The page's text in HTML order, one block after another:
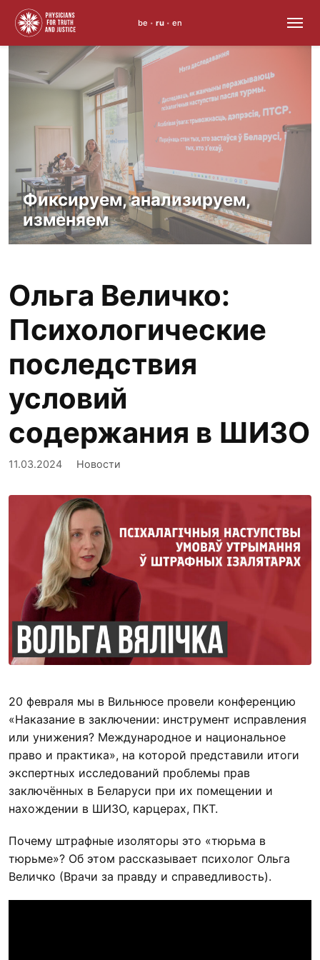
to
content
be • ru • en
Фиксируем, анализируем,
изменяем
Ольга Величко:
Психологические
последствия
условий
содержания в ШИЗО
11.03.2024 Новости
20 февраля мы в Вильнюсе провели конференцию
«Наказание в заключении: инструмент исправления
или унижения? Международное и национальное
право и практика», на которой представили итоги
экспертных исследований проблемы прав
заключённых в Беларуси при их помещении и
нахождении в ШИЗО, карцерах, ПКТ.
Почему штрафные изоляторы это «тюрьма в
тюрьме»? Об этом рассказывает психолог Ольга
Величко (Врачи за правду и справедливость).